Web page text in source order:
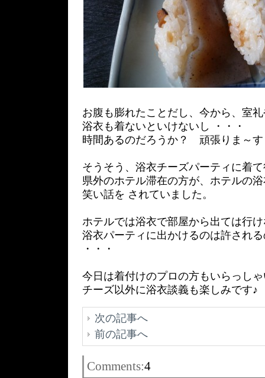
お腹も膨れたことだし、今から、室
浴衣も着ないといけないし ・・・
時間あるのだろうか？ 頑張りま～す
そうそう、浴衣チーズパーティに着
県外のホテル滞在の方が、ホテルの
笑い話を されていました。
ホテルでは浴衣で部屋から出ては行
浴衣パーティに出かけるのは許され
・・・
今日は着付けのプロの方もいらっし
チーズ以外に浴衣談義も楽しみです♪
次の記事へ
前の記事へ
Comments:4